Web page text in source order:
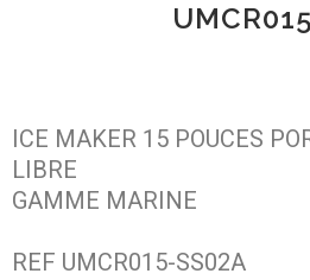
ICE MAKER 15 POUCES
LIBRE
GAMME MARINE
REF UMCR015-SS02A